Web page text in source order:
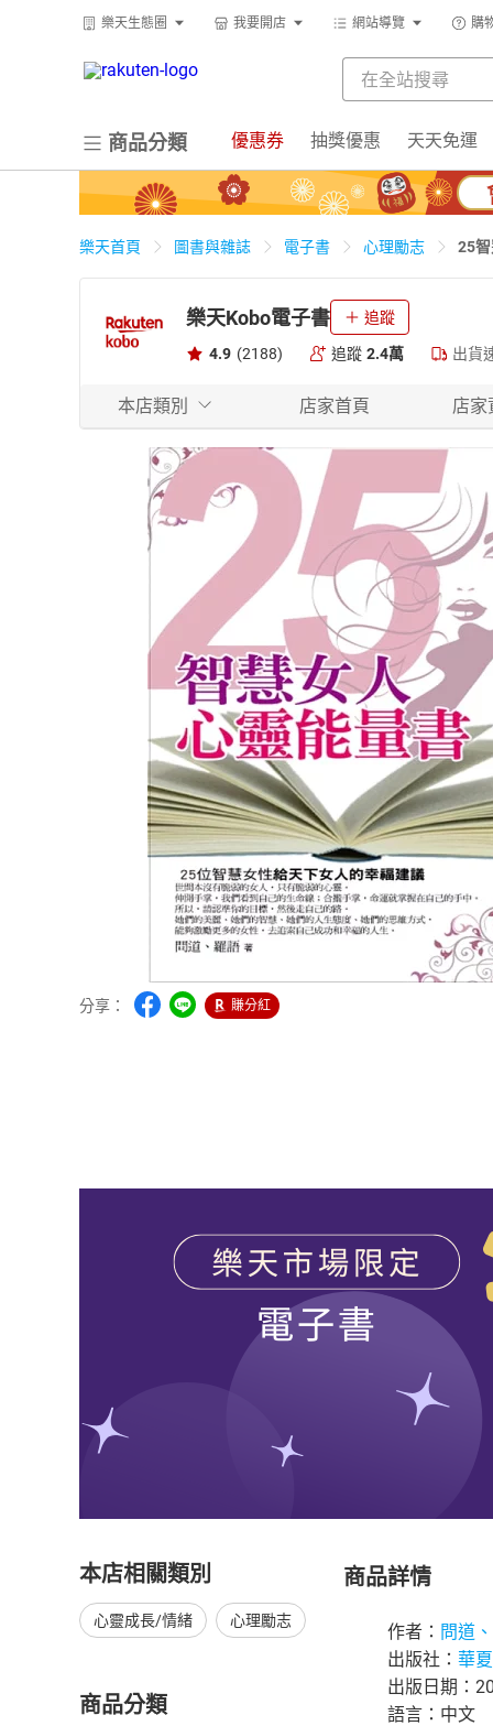
樂天生態圈 我要開店 網站導覽 購
商品分類 優惠券 抽獎優惠 天天免運
樂天首頁 圖書與雜誌 電子書 心理勵志 25
樂天Kobo電子書 追蹤
4.9 (2188) 追蹤 2.4萬 出貨
本店類別 店家首頁 店家
分享： 賺分紅
本店相關類別
心靈成長/情緒 心理勵志
商品分類
商品詳情
作者： 問道
出版社： 華
出版日期：
語言：中文